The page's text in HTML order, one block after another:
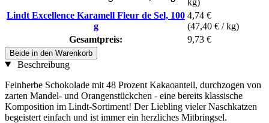
Lindt Excellence Karamell Fleur de Sel, 100
g
4,74 €
(47,40 € / kg)
Gesamtpreis:
9,73 €
Beide in den Warenkorb
Beschreibung
Feinherbe Schokolade mit 48 Prozent Kakaoanteil, durchzogen von
zarten Mandel- und Orangenstückchen - eine bereits klassische
Komposition im Lindt-Sortiment! Der Liebling vieler Naschkatzen
begeistert einfach und ist immer ein herzliches Mitbringsel.